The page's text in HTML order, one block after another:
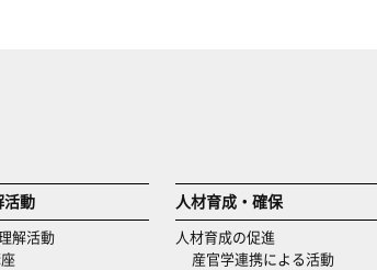
活動
解活動
人材育成・確保
人材育成の促進
産官学連携による活動